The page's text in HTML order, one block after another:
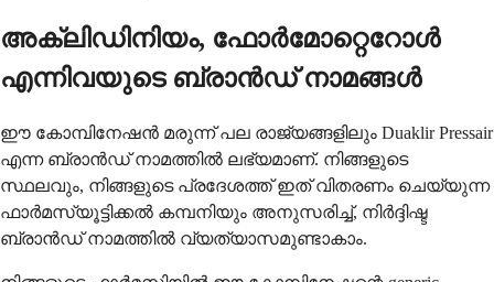
അക്ലിഡിനിയം, ഫോർമോറ്റെറോൾ
എന്നിവയുടെ ബ്രാൻഡ് നാമങ്ങൾ
ഈ കോമ്പിനേഷൻ മരുന്ന് പല രാജ്യങ്ങളിലും Duaklir Pressair
എന്ന ബ്രാൻഡ് നാമത്തിൽ ലഭ്യമാണ്. നിങ്ങളുടെ
സ്ഥലവും, നിങ്ങളുടെ പ്രദേശത്ത് ഇത് വിതരണം ചെയ്യുന്ന
ഫാർമസ്യൂട്ടിക്കൽ കമ്പനിയും അനുസരിച്ച്, നിർദ്ദിഷ്ട
ബ്രാൻഡ് നാമത്തിൽ വ്യത്യാസമുണ്ടാകാം.